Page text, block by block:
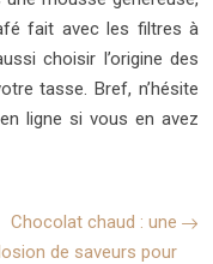
fait avec les filtres à
choisir l’origine des
tasse. Bref, n’hésite
ligne si vous en avez
Chocolat chaud : une
de saveurs pour